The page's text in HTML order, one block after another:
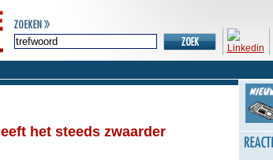
het steeds zwaarder